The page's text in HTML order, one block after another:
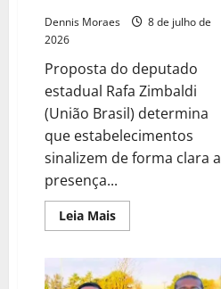
Dennis Moraes
8 de julho de
2026
Proposta do deputado
estadual Rafa Zimbaldi
(União Brasil) determina
que estabelecimentos
sinalizem de forma clara a
presença...
Leia Mais